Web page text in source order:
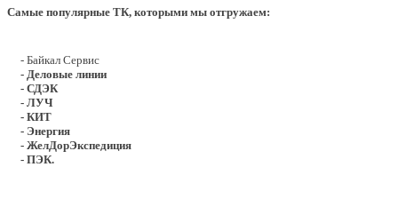
Самые популярные ТК, которыми мы отгружаем:
- Байкал Сервис
- Деловые линии
- СДЭК
- ЛУЧ
- КИТ
- Энергия
- ЖелДорЭкспедиция
- ПЭК.